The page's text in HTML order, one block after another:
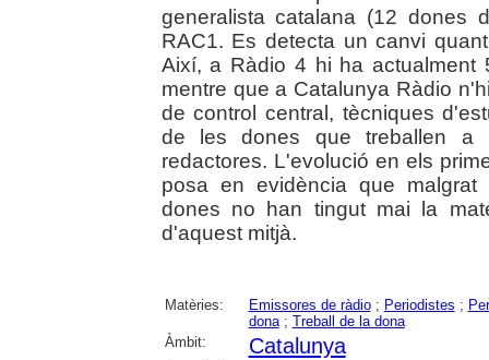
generalista catalana (12 dones
RAC1. Es detecta un canvi
Així, a Ràdio 4 hi ha actualment
mentre que a Catalunya Ràdio
de control central, tècniques
de les dones que treballen a
redactores. L'evolució en els
posa en evidència que malgrat
dones no han tingut mai la
d'aquest mitjà.
Matèries: Emissores de ràdio; Periodistes ;
dona; Treball de la dona
Àmbit:
Catalunya